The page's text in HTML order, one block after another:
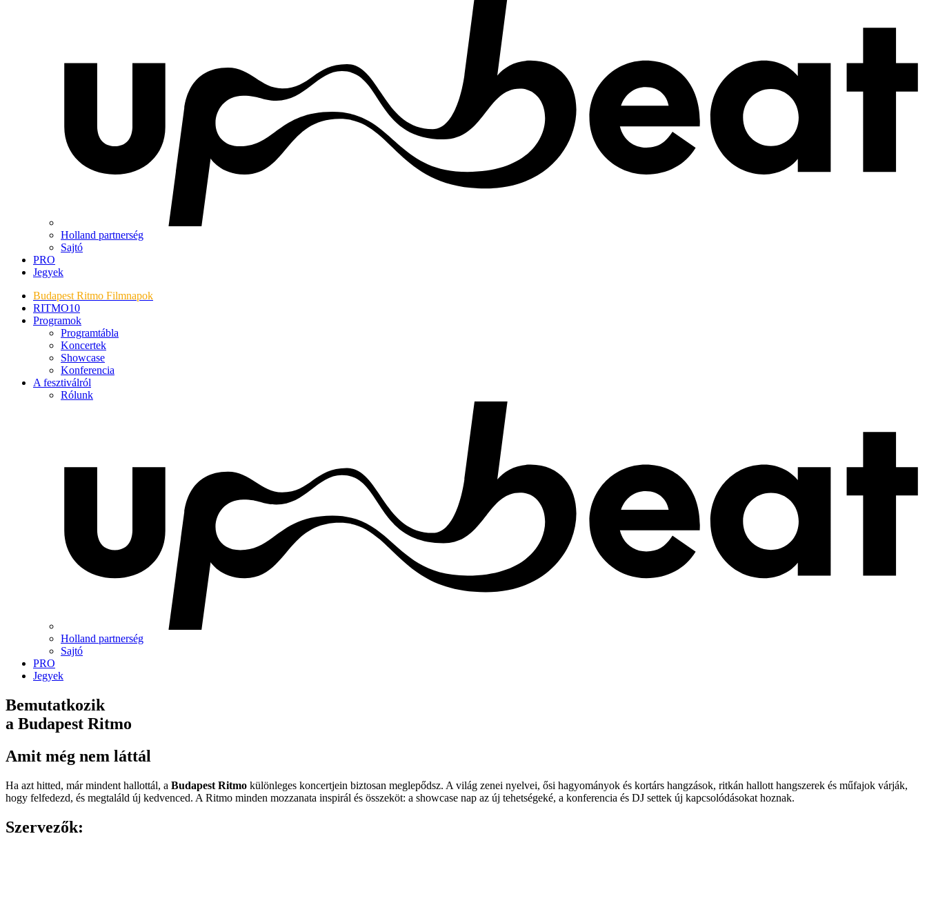
Holland partnerség
Sajtó
PRO
Jegyek
Budapest Ritmo Filmnapok
RITMO10
Programok
Programtábla
Koncertek
Showcase
Konferencia
A fesztiválról
Rólunk
Holland partnerség
Sajtó
PRO
Jegyek
Bemutatkozik
a Budapest Ritmo
Amit még nem láttál
Ha azt hitted, már mindent hallottál, a Budapest Ritmo különleges koncertjein biztosan meglepődsz. A világ zenei nyelvei, ősi hagyományok és kortárs hangzások, ritkán hallott hangszerek és műfajok várják,
hogy felfedezd, és megtaláld új kedvenced. A Ritmo minden mozzanata inspirál és összeköt: a showcase nap az új tehetségeké, a konferencia és DJ settek új kapcsolódásokat hoznak.
Szervezők: